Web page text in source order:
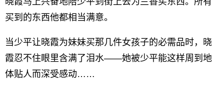
买到的东西他都相当满意。
当少平让晓霞为妹妹买那几件女孩子的必需品时，晓
霞忍不住眼里含满了泪水——她被少平能这样周到地
体贴人而深受感动……